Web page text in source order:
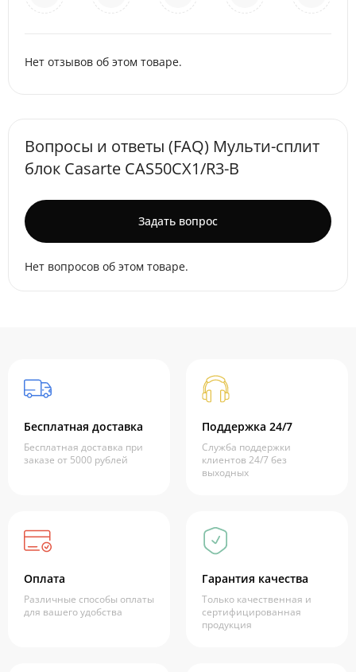
Нет отзывов об этом товаре.
Вопросы и ответы (FAQ) Мульти-сплит
блок Casarte CAS50CX1/R3-B
Задать вопрос
Нет вопросов об этом товаре.
Бесплатная доставка
Бесплатная доставка при
заказе от 5000 рублей
Поддержка 24/7
Служба поддержки
клиентов 24/7 без
выходных
Оплата
Различные способы оплаты
для вашего удобства
Гарантия качества
Только качественная и
сертифицированная
продукция